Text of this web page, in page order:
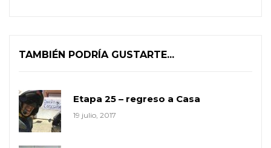
TAMBIÉN PODRÍA GUSTARTE...
Etapa 25 – regreso a Casa
19 julio, 2017